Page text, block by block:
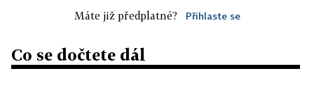
Máte již předplatné? Přihlaste se
Co se dočtete dál